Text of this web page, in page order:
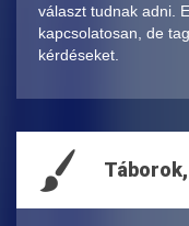
választ tudnak adni.
kapcsolatosan, de
kérdéseket.